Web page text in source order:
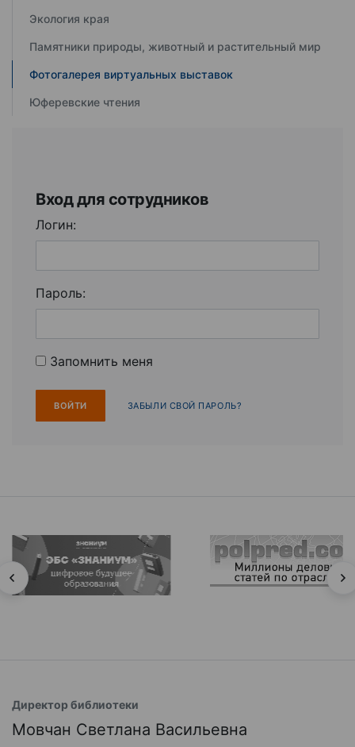
Экология края
Памятники природы, животный и растительный мир
Фотогалерея виртуальных выставок
Юферевские чтения
Вход для сотрудников
Логин:
Пароль:
Запомнить меня
ЗАБЫЛИ СВОЙ ПАРОЛЬ?
Директор библиотеки
Мовчан Светлана Васильевна